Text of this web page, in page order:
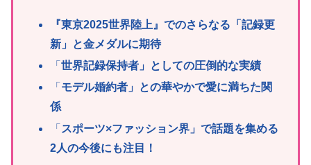
『東京2025世界陸上』でのさらなる「記録更
新」と金メダルに期待
「世界記録保持者」としての圧倒的な実績
「 モデル婚約者」との華やかで愛に満ちた関
係
「 スポーツ×ファッション界」で話題を集める
2人の今後にも注目！